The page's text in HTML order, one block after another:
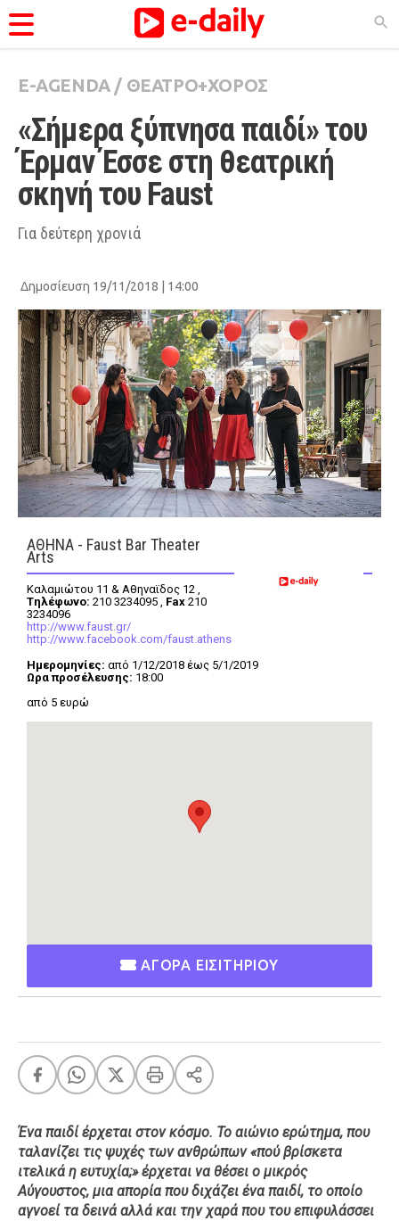
ΚΑΤΗΓΟΡΊΕΣ
Ειδήσεις
Θέματα
Videos
Podcasts
Life
City Guide
Pop Culture
Agenda
FEEDS
Retro
OMG LOL
A-List
Xmas
E-AGENDA/ ΘΕΑΤΡΟ+ΧΟΡΟΣ
«Σήμερα ξύπνησα παιδί» του
Έρμαν Έσσε στη θεατρική
σκηνή του Faust
Για δεύτερη χρονιά
Δημοσίευση 19/11/2018 | 14:00
ΑΘΗΝΑ - Faust Bar Theater
Arts
Καλαμιώτου 11 & Αθηναϊδος 12 ,
Tηλέφωνο: 210 3234095 , Fax 210
3234096
http://www.faust.gr/
http://www.facebook.com/faust.athens
Ημερομηνίες: από 1/12/2018 έως 5/1/2019
Ωρα προσέλευσης: 18:00
από 5 ευρώ
ΑΓΟΡΑ ΕΙΣΙΤΗΡΙΟΥ
Ένα παιδί έρχεται στον κόσμο. Το αιώνιο ερώτημα, που
ταλανίζει τις ψυχές των ανθρώπων «πού βρίσκετα
ιτελικά η ευτυχία;» έρχεται να θέσει ο μικρός
Αύγουστος, μια απορία που διχάζει ένα παιδί, το οποίο
αγνοεί τα δεινά αλλά και την χαρά που του επιφυλάσσει